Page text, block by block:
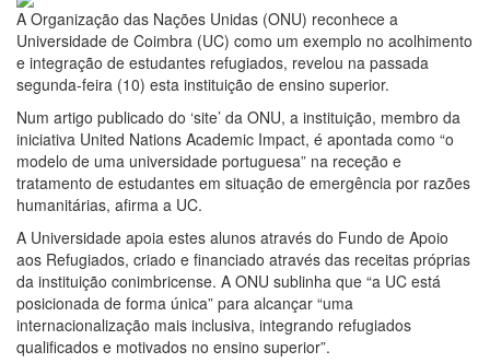
A Organização das Nações Unidas (ONU) reconhece a
Universidade de Coimbra (UC) como um exemplo no acolhimento
e integração de estudantes refugiados, revelou na passada
segunda-feira (10) esta instituição de ensino superior.
Num artigo publicado do ‘site’ da ONU, a instituição, membro da
iniciativa United Nations Academic Impact, é apontada como “o
modelo de uma universidade portuguesa” na receção e
tratamento de estudantes em situação de emergência por razões
humanitárias, afirma a UC.
A Universidade apoia estes alunos através do Fundo de Apoio
aos Refugiados, criado e financiado através das receitas próprias
da instituição conimbricense. A ONU sublinha que “a UC está
posicionada de forma única” para alcançar “uma
internacionalização mais inclusiva, integrando refugiados
qualificados e motivados no ensino superior”.